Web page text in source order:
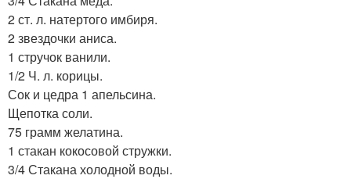
2 ст. л. натертого имбиря.
2 звездочки аниса.
1 стручок ванили.
1/2 Ч. л. корицы.
Сок и цедра 1 апельсина.
Щепотка соли.
75 грамм желатина.
1 стакан кокосовой стружки.
3/4 Стакана холодной воды.